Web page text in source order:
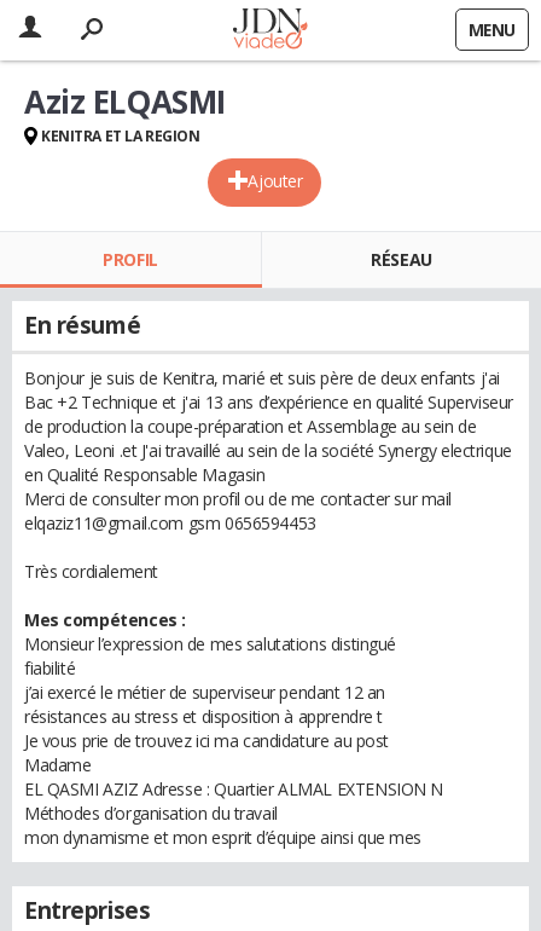
MENU
Ajouter
Aziz ELQASMI
KENITRA ET LA REGION
PROFIL RÉSEAU
En résumé
Bonjour je suis de Kenitra, marié et suis père de deux enfants j'ai
Bac +2 Technique et j'ai 13 ans d’expérience en qualité Superviseur
de production la coupe-préparation et Assemblage au sein de
Valeo, Leoni .et J'ai travaillé au sein de la société Synergy electrique
en Qualité Responsable Magasin
Merci de consulter mon profil ou de me contacter sur mail
elqaziz11@gmail.com gsm 0656594453
Très cordialement
Mes compétences :
Monsieur l’expression de mes salutations distingué
fiabilité
j’ai exercé le métier de superviseur pendant 12 an
résistances au stress et disposition à apprendre t
Je vous prie de trouvez ici ma candidature au post
Madame
EL QASMI AZIZ Adresse : Quartier ALMAL EXTENSION N
Méthodes d’organisation du travail
mon dynamisme et mon esprit d’équipe ainsi que mes
Entreprises